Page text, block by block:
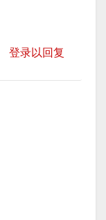
登录以回复